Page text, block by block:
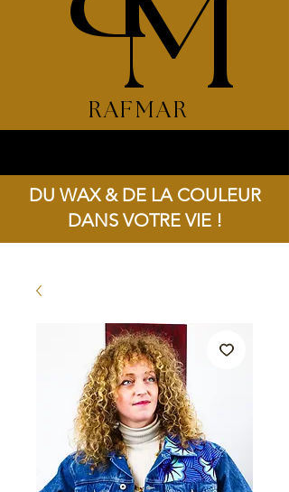
M
RAFMAR
DU WAX & DE LA COULEUR
DANS VOTRE VIE !